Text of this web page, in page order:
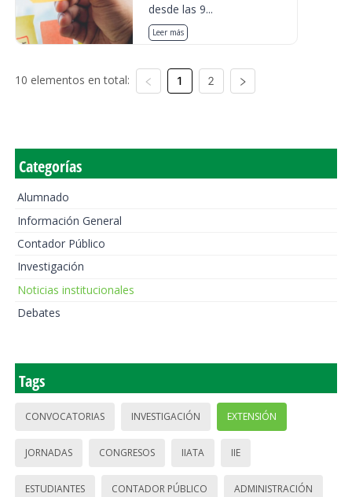
desde las 9...
Leer más
10 elementos en total: 1 2
Categorías
Alumnado
Información General
Contador Público
Investigación
Noticias institucionales
Debates
Tags
CONVOCATORIAS INVESTIGACIÓN EXTENSIÓN
JORNADAS CONGRESOS IIATA IIE
ESTUDIANTES CONTADOR PÚBLICO ADMINISTRACIÓN